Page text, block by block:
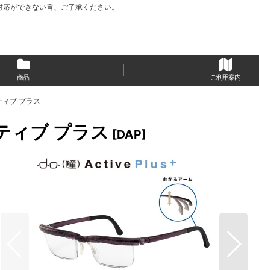
ができない旨、ご了承ください。
商品 ご利用案内
ィブ プラス
ィブ プラス [DAP]